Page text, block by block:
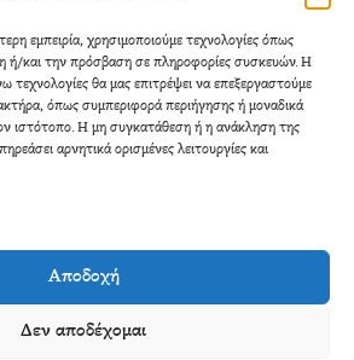
εμπειρία, χρησιμοποιούμε τεχνολογίες όπως
ή/και την πρόσβαση σε πληροφορίες συσκευών. Η
τεχνολογίες θα μας επιτρέψει να επεξεργαστούμε
όπως συμπεριφορά περιήγησης ή μοναδικά
ιστότοπο. Η μη συγκατάθεση ή η ανάκληση της
αρνητικά ορισμένες λειτουργίες και
Αποδοχή
Δεν αποδέχομαι
3
Επικοινωνία